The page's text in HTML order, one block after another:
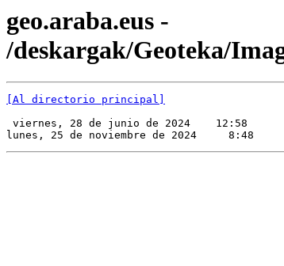
geo.araba.eus -
/deskargak/Geoteka/
[Al directorio principal]
viernes, 28 de junio de 2024    12:58
lunes, 25 de noviembre de 2024     8:48